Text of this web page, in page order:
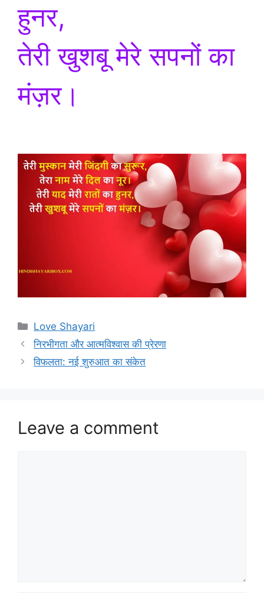
हुनर,
तेरी खुशबू मेरे सपनों का
मंज़र।
Categories
Love Shayari
निरभीगता और आत्मविश्वास की प्रेरणा
विफलता: नई शुरुआत का संकेत
Leave a comment